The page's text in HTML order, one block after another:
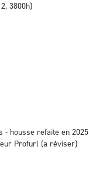
3800h)
- housse refaite en 2025
Profurl (a réviser)